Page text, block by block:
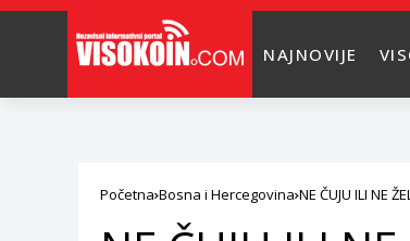
NAJNOVIJE
Početna Bosna i Hercegovina NE ČUJU ILI NE